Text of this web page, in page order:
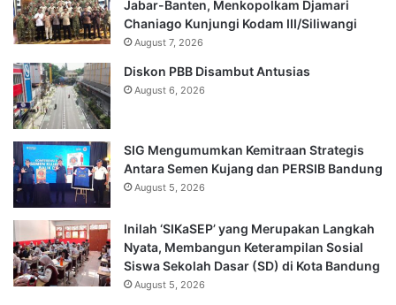
Jabar-Banten, Menkopolkam Djamari
Chaniago Kunjungi Kodam III/Siliwangi
August 7, 2026
Diskon PBB Disambut Antusias
August 6, 2026
SIG Mengumumkan Kemitraan Strategis
Antara Semen Kujang dan PERSIB Bandung
August 5, 2026
Inilah ‘SIKaSEP’ yang Merupakan Langkah
Nyata, Membangun Keterampilan Sosial
Siswa Sekolah Dasar (SD) di Kota Bandung
August 5, 2026